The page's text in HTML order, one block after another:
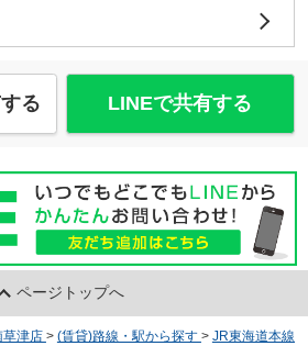
る LINEで共有する
ページトップへ
草津店 > (賃貸)路線・駅から探す > JR東海道本線